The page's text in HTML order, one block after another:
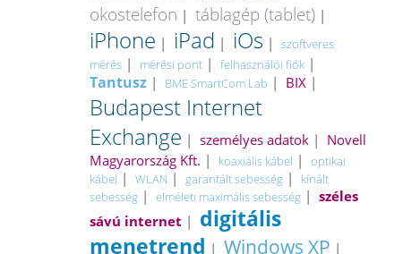
okostelefon | táblagép (tablet) |
iPhone | iPad | iOs | szoftveres
mérés | mérési pont | felhasználói fiók |
Tantusz | BME SmartCom Lab | BIX |
Budapest Internet
Exchange | személyes adatok | Novell
Magyarország Kft. | koaxiális kábel | optikai
kábel | WLAN | garantált sebesség |
kínált
sebesség | elméleti maximális sebesség | széles
sávú internet | digitális
menetrend | Windows XP |